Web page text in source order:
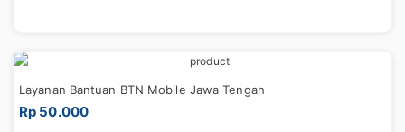
Layanan Bantuan BTN Mobile Jawa Tengah
Rp 50.000